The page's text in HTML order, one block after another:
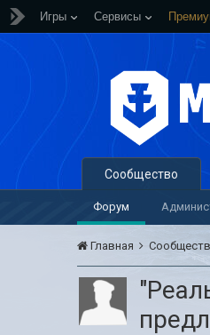
Игры Сервисы
Сообщество
Форум
Главная